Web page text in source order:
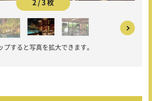
2 / 3 枚
プすると写真を拡大できます。